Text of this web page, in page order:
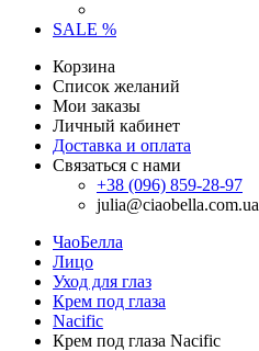
SALE %
Корзина
Список желаний
Мои заказы
Личный кабинет
Доставка и оплата
Связаться с нами
+38 (096) 859-28-97
julia@ciaobella.com.ua
ЧаоБелла
Лицо
Уход для глаз
Крем под глаза
Nacific
Крем под глаза Nacific